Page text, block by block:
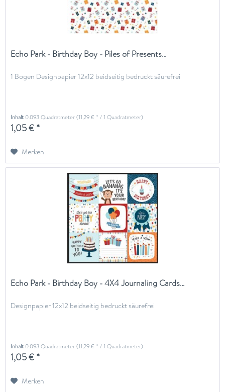
Echo Park - Birthday Boy - Piles of Presents...
1 Bogen Designpapier 12x12 beidseitig bedruckt säurefrei
Inhalt0.093 Quadratmeter(11,29 € * / 1 Quadratmeter)
1,05 € *
Merken
Echo Park - Birthday Boy - 4X4 Journaling Cards...
Designpapier 12x12 beidseitig bedruckt säurefrei
Inhalt0.093 Quadratmeter(11,29 € * / 1 Quadratmeter)
1,05 € *
Merken